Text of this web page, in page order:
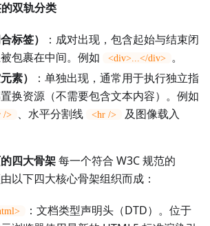
的双轨分类
标签）
：成对出现，包含起始与结束闭
包裹在中间。例如
<div>...</div>
。
素）
：单独出现，通常用于执行独立指
换资源（不需要包含文本内容）。例如
/> 、水平分割线 <hr /> 及图像载入
四大骨架每一个符合 W3C 规范的
以下四大核心骨架组织而成：
：文档类型声明头（DTD）。位于